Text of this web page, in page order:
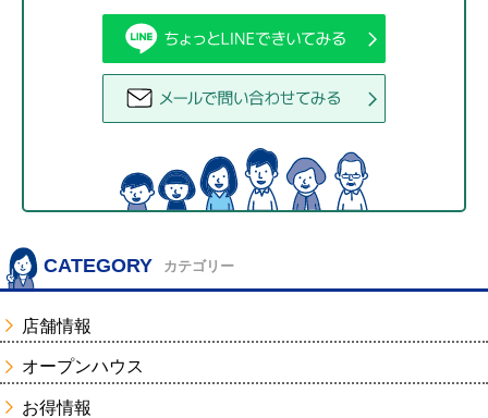
CATEGORY カテゴリー
店舗情報
オープンハウス
お得情報